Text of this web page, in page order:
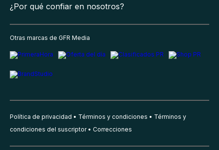
¿Por qué confiar en nosotros?
Otras marcas de GFR Media
Política de privacidad Términos y condiciones
Términos y
condiciones del suscriptor
Correcciones